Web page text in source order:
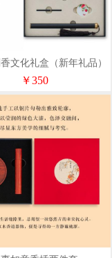
文化礼盒（新年礼品）
￥350